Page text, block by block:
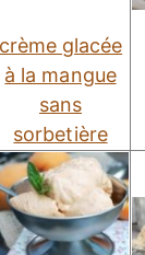
crème glacée
à la mangue
sans
sorbetière